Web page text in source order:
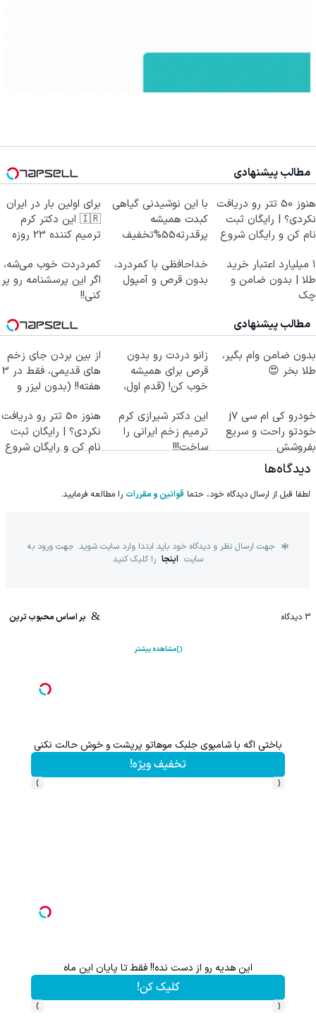
مطالب پیشنهادی
هنوز 50 تتر رو دریافت
نکردی؟ | رایگان ثبت
نام کن و رایگان شروع
با این نوشیدنی گیاهی
کبدت همیشه
پرقدرته55%تخفیف
برای اولین بار در ایران
🇮🇷 این دکتر کرم
ترمیم کننده 23 روزه
۱ میلیارد اعتبار خرید
طلا | بدون ضامن و
چک
خداحافظی با کمردرد،
بدون قرص و آمپول
کمردردت خوب می‌شه،
اگر این پرسشنامه رو پر
کنی!!
مطالب پیشنهادی
بدون ضامن وام بگیر،
طلا بخر 😍
زانو دردت رو بدون
قرص برای همیشه
خوب کن! (قدم اول،
از بین بردن جای زخم
های قدیمی، فقط در 3
هفته!! (بدون لیزر و
خودرو کی ام سی j7
خودتو راحت و سریع
بفروشش
این دکتر شیرازی کرم
ترمیم زخم ایرانی را
ساخت!!!
هنوز 50 تتر رو دریافت
نکردی؟ | رایگان ثبت
نام کن و رایگان شروع
دیدگاه‌ها
لطفا قبل از ارسال دیدگاه خود، حتما قوانین و مقررات را مطالعه فرمایید.
جهت ارسال نظر و دیدگاه خود باید ابتدا وارد سایت شوید. جهت ورود به
سایت اینجا را کلیک کنید
3 دیدگاه بر اساس محبوب ترین
مشاهده بیشتر
باختی اگه با شامپوی جلبک موهاتو پرپشت و خوش حالت نکنی
تخفیف ویژه!
‹
›
این هدیه رو از دست نده!! فقط تا پایان این ماه
کلیک کن!
‹
›